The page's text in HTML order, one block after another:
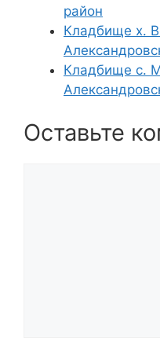
район
Кладбище х.
Кладбище с.
Оставьте